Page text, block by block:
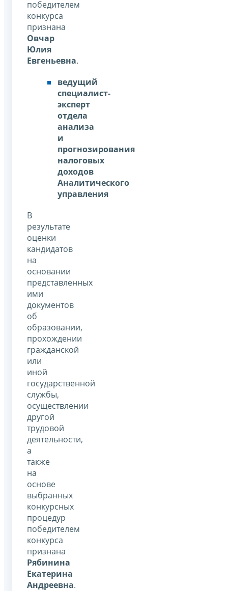
победителем
конкурса
признана
Овчар
Юлия
Евгеньевна.
ведущий
специалист-
эксперт
отдела
анализа
и
прогнозирования
налоговых
доходов
Аналитического
управления
В
результате
оценки
кандидатов
на
основании
представленных
ими
документов
об
образовании,
прохождении
гражданской
или
иной
государственной
службы,
осуществлении
другой
трудовой
деятельности,
а
также
на
основе
выбранных
конкурсных
процедур
победителем
конкурса
признана
Рябинина
Екатерина
Андреевна.